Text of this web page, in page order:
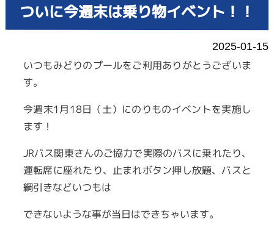
ついに今週末は乗り物イベント！！
2025-01-15
いつもみどりのプールをご利用ありがとうございま
す。
今週末1月18日（土）にのりものイベントを実施し
ます！
JRバス関東さんのご協力で実際のバスに乗れたり、
運転席に座れたり、止まれボタン押し放題、バスと
綱引きなどいつもは
できないような事が当日はできちゃいます。